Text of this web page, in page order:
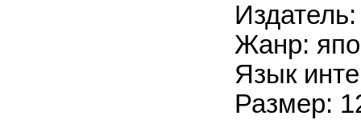
Жанр:
Язык
Размер: